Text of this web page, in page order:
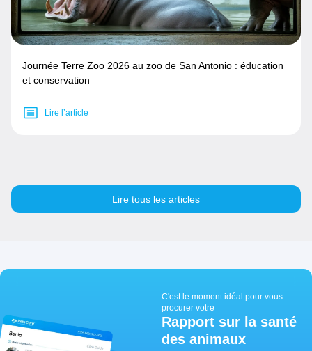
Journée Terre Zoo 2026 au zoo de San Antonio : éducation
et conservation
Lire l’article
Lire tous les articles
C'est le moment idéal pour vous
procurer votre
Rapport sur la santé
des animaux